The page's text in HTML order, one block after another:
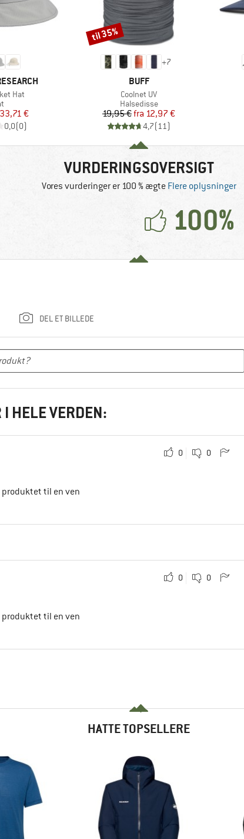
Hat
pris
33,71 €
0,0(0)
+7
MÆRKE
BUFF
Artikel
Coolnet UV
Produktgruppe
Halsedisse
Pris
19,95 € Nedsat pris
fra 12,97 €
4,7(11)
Rabat
til 35%
VURDERINGSOVERSIGT
Vores vurderinger er 100 % ægte Flere oplysninger
100%
DEL ET BILLEDE
I HELE VERDEN:
0 0
produktet til en ven
0 0
produktet til en ven
HATTE TOPSELLERE